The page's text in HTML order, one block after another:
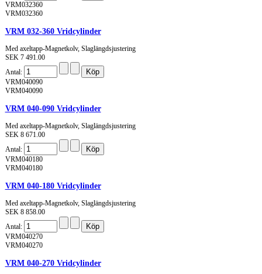
VRM032360
VRM032360
VRM 032-360 Vridcylinder
Med axeltapp-Magnetkolv, Slaglängdsjustering
SEK 7 491.00
Antal:
VRM040090
VRM040090
VRM 040-090 Vridcylinder
Med axeltapp-Magnetkolv, Slaglängdsjustering
SEK 8 671.00
Antal:
VRM040180
VRM040180
VRM 040-180 Vridcylinder
Med axeltapp-Magnetkolv, Slaglängdsjustering
SEK 8 858.00
Antal:
VRM040270
VRM040270
VRM 040-270 Vridcylinder